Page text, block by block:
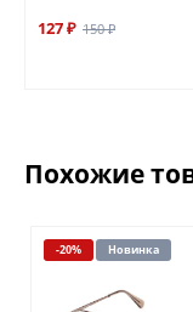
127 ₽ 150 ₽
Похожие
-20% Новинка